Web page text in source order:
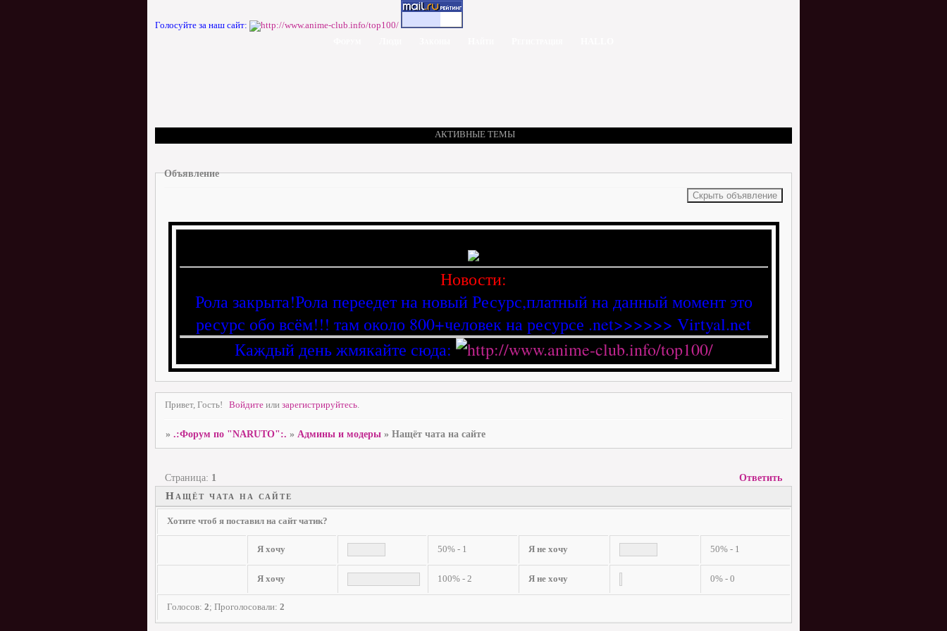
Голосуйте за наш сайт:
АКТИВНЫЕ ТЕМЫ
Объявление
Новости:
Рола закрыта!Рола переедет на новый Ресурс,платный на данный момент это
ресурс обо всём!!! там около 800+человек на ресурсе .net>>>>>> Virtyal.net
Каждый день жмякайте сюда:
Привет, Гость! Войдите илизарегистрируйтесь.
».:Форум по "NARUTO":. » Админы и модеры »Нащёт чата на сайте
Нащёт чата на сайте
Страница: 1 Ответить
Хотите чтоб я поставил на сайт чатик?
Я хочу 50% - 1 Я не хочу 50% - 1
Я хочу 100% - 2 Я не хочу 0% - 0
Голосов: 2; Проголосовали: 2